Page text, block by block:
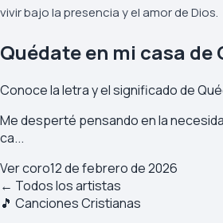
vivir bajo la presencia y el amor de Dios.
Quédate en mi casa
Conoce la letra y el significado de
Me desperté pensando en la
ca...
Ver coro12 de febrero de 2026
← Todos los artistas
🎵 Canciones Cristianas